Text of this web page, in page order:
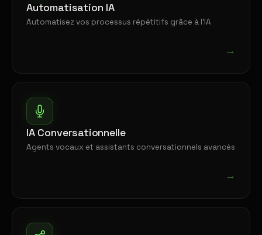
Automatisation IA
Automatisez vos processus répétitifs grâce à l'IA
→
IA Conversationnelle
Agents vocaux et assistants conversationnels avancés
→